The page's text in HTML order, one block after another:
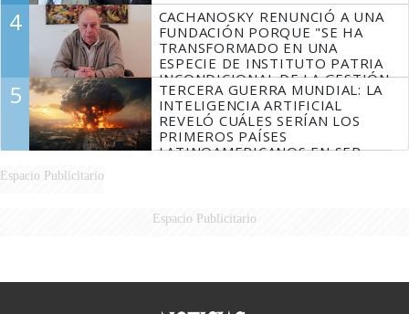
4
CACHANOSKY RENUNCIÓ A UNA
FUNDACIÓN PORQUE "SE HA
TRANSFORMADO EN UNA
ESPECIE DE INSTITUTO PATRIA
INCONDICIONAL DE LA GESTIÓN
DE MILEI"
5
TERCERA GUERRA MUNDIAL: LA
INTELIGENCIA ARTIFICIAL
REVELÓ CUÁLES SERÍAN LOS
PRIMEROS PAÍSES
LATINOAMERICANOS EN SER
Espacio Publicitario
Espacio Publicitario